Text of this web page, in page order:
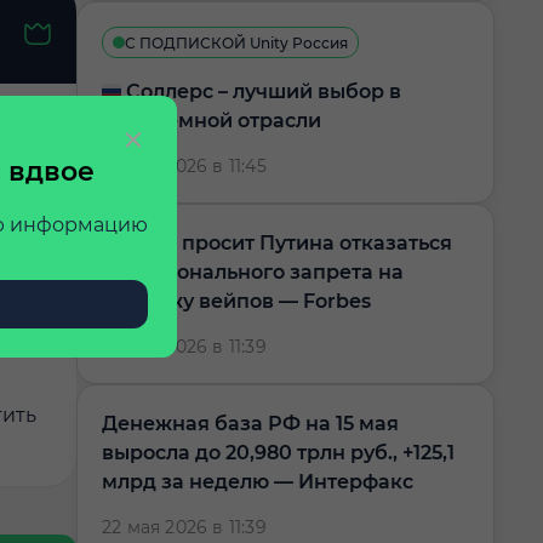
вдвое
информацию
С ПОДПИСКОЙ Unity Россия
🇷🇺 Соллерс – лучший выбор в
проблемной отрасли
22 мая 2026 в 11:45
Бизнес просит Путина отказаться
от регионального запрета на
продажу вейпов — Forbes
22 мая 2026 в 11:39
Денежная база РФ на 15 мая
выросла до 20,980 трлн руб., +125,1
млрд за неделю — Интерфакс
22 мая 2026 в 11:39